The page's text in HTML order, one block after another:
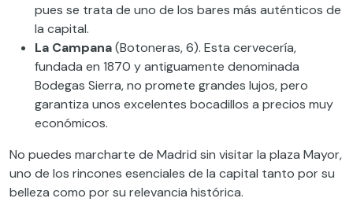
pues se trata de uno de los bares más auténticos de
la capital.
La Campana(Botoneras, 6). Esta cervecería,
fundada en 1870 y antiguamente denominada
Bodegas Sierra, no promete grandes lujos, pero
garantiza unos excelentes bocadillos a precios muy
económicos.
No puedes marcharte de Madrid sin visitar la plaza Mayor,
uno de los rincones esenciales de la capital tanto por su
belleza como por su relevancia histórica.